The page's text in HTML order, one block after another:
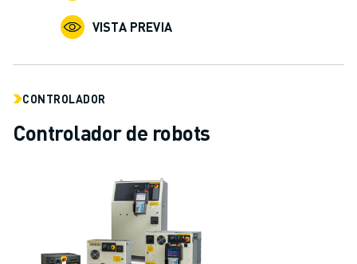
VISTA PREVIA
CONTROLADOR
Controlador de robots